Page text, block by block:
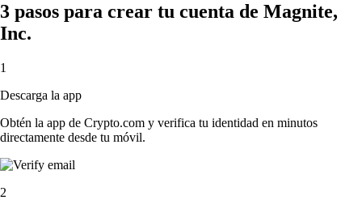
3 pasos para crear tu cuenta de Magnite,
Inc.
1
Descarga la app
Obtén la app de Crypto.com y verifica tu identidad en minutos
directamente desde tu móvil.
2